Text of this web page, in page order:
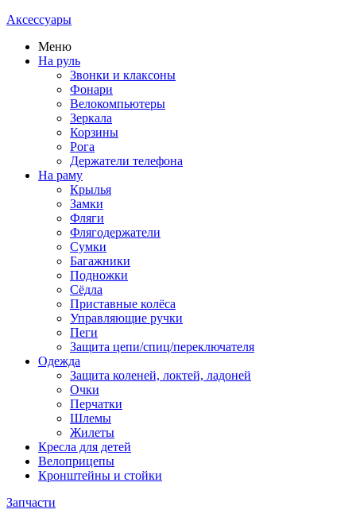
Аксессуары
Меню
На руль
Звонки и клаксоны
Фонари
Велокомпьютеры
Зеркала
Корзины
Рога
Держатели телефона
На раму
Крылья
Замки
Фляги
Флягодержатели
Сумки
Багажники
Подножки
Сёдла
Приставные колёса
Управляющие ручки
Пеги
Защита цепи/спиц/переключателя
Одежда
Защита коленей, локтей, ладоней
Очки
Перчатки
Шлемы
Жилеты
Кресла для детей
Велоприцепы
Кронштейны и стойки
Запчасти